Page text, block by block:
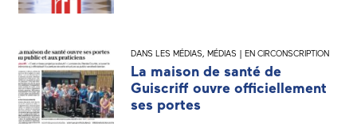
DANS LES MÉDIAS, MÉDIAS | EN CIRCONSCRIPTION
La maison de santé de
Guiscriff ouvre officiellement
ses portes